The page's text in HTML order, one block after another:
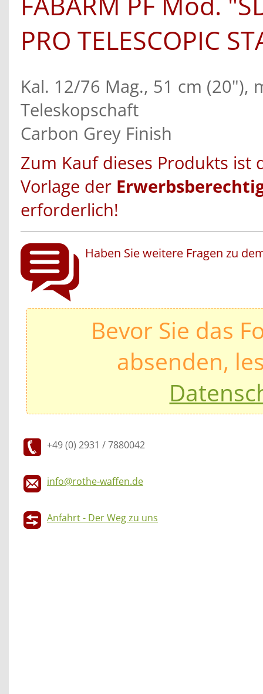
PRO TELESCOPIC
Kal. 12/76 Mag., 51 cm (20"),
Teleskopschaft
Carbon Grey Finish
Zum Kauf dieses Produkts ist
Vorlage der
erforderlich!
Haben Sie weitere Fragen zu
Bevor Sie das
absenden,
+49 (0) 2931 / 7880042
info@rothe-waffen.de
Anfahrt - Der Weg zu uns